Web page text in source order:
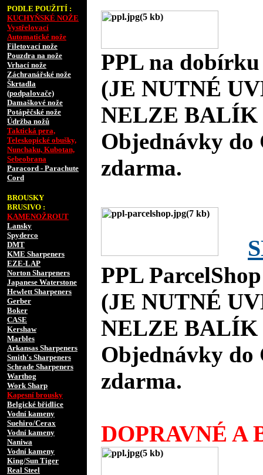
PODLE POUŽITÍ :
KUCHYŇSKÉ NOŽE
Vystřelovací
Automatické nože
Filetovací nože
Pouzdra na nože
Vrhací nože
Záchranářské nože
Škrtadla
(podpalovače)
Damaškové nože
Potápěčské nože
Údržba nožů
Taktická pera,
Teleskopické obušky,
Nunchaku, Kubotan,
Sebeobrana
Paracord - Parachute
Cord
BROUSKY
BRUSIVO :
KAMENOŽROUT
Lansky
Spyderco
DMT
KME Sharpeners
EZE-LAP
Norton Sharpeners
Japanese Waterstone
Hewlett Sharpeners
Gerber
Boker
CASE
Kershaw
Marbles
Arkansas Sharpeners
Smith's Sharpeners
Schrade Sharpeners
Warthog
Work Sharp
Kapesní brousky
Belgické břidlice
Vodní kameny
Suehiro/Cerax
Vodní kameny
Naniwa
Vodní kameny
King/Sun Tiger
Real Steel
PPL na
(JE NUTNÉ
NELZE BALÍK
Objednávky do
zdarma.
PPL
(JE NUTNÉ
NELZE BALÍK
Objednávky do
zdarma.
DOPRAVNÉ A